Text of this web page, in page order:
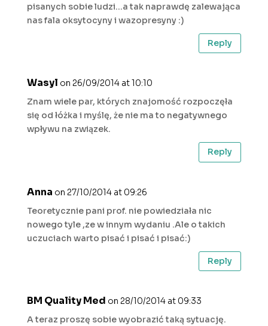
pisanych sobie ludzi…a tak naprawdę zalewająca
nas fala oksytocyny i wazopresyny :)
Reply
Wasyl on 26/09/2014 at 10:10
Znam wiele par, których znajomość rozpoczęła
się od łóżka i myślę, że nie ma to negatywnego
wpływu na związek.
Reply
Anna on 27/10/2014 at 09:26
Teoretycznie pani prof. nie powiedziała nic
nowego tyle ,ze w innym wydaniu .Ale o takich
uczuciach warto pisać i pisać i pisać:)
Reply
BM Quality Med on 28/10/2014 at 09:33
A teraz proszę sobie wyobrazić taką sytuację.